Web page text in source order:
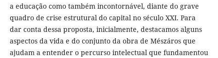
a educação como também incontornável, diante do grave
quadro de crise estrutural do capital no século XXI. Para
dar conta dessa proposta, inicialmente, destacamos alguns
aspectos da vida e do conjunto da obra de Mészáros que
ajudam a entender o percurso intelectual que fundamentou